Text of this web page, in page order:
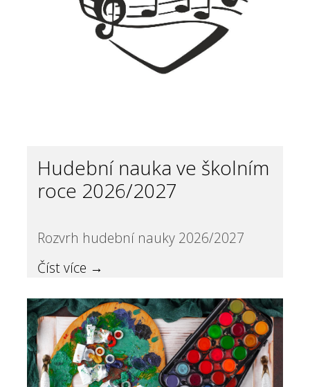
Hudební nauka ve školním
roce 2026/2027
Rozvrh hudební nauky 2026/2027
Číst více →